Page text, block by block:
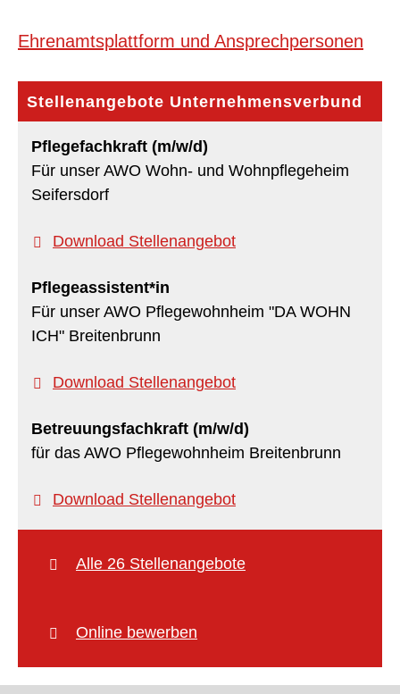
Ehrenamtsplattform und Ansprechpersonen
Stellenangebote Unternehmensverbund
Pflegefachkraft (m/w/d)
Für unser AWO Wohn- und Wohnpflegeheim
Seifersdorf
Download Stellenangebot
Pflegeassistent*in
Für unser AWO Pflegewohnheim "DA WOHN
ICH" Breitenbrunn
Download Stellenangebot
Betreuungsfachkraft (m/w/d)
für das AWO Pflegewohnheim Breitenbrunn
Download Stellenangebot
Alle 26 Stellenangebote
Online bewerben